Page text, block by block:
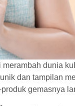
dunia
dan tampilan
gemasnya